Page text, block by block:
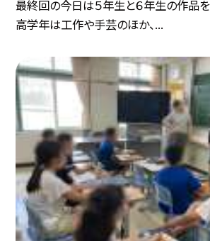
最終回の今日は５年生と６年生の作品を
高学年は工作や手芸のほか、...